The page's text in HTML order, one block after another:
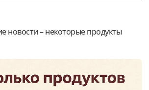
новости – некоторые продукты